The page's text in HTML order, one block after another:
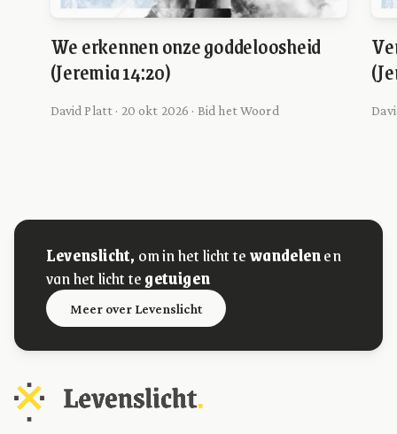
We erkennen onze goddeloosheid
(Jeremia 14:20)
David Platt · 20 okt 2026 · Bid het Woord
Levenslicht, om in het licht tewandelenen
van het licht tegetuigen
Meer over Levenslicht